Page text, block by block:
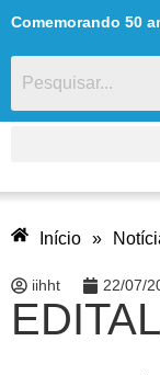
Comemorando 50
Início »
iihht 22/07/